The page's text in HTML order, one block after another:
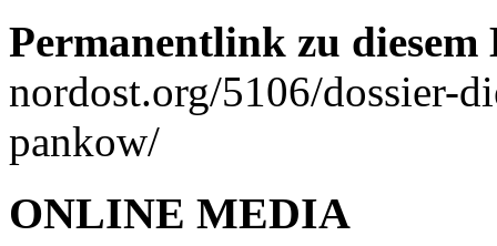
Permanentlink zu
nordost.org/5106/dossier-
pankow/
ONLINE MEDIA